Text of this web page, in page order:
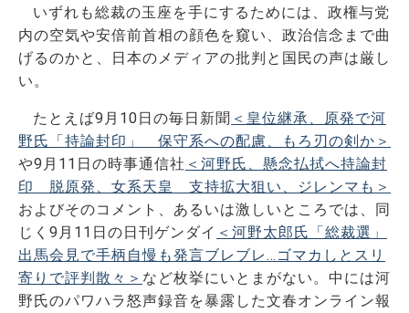
いずれも総裁の玉座を手にするためには、政権与党
内の空気や安倍前首相の顔色を窺い、政治信念まで曲
げるのかと、日本のメディアの批判と国民の声は厳し
い。
たとえば9月10日の毎日新聞 ＜皇位継承、原発で河
野氏「持論封印」 保守系への配慮、もろ刃の剣か＞
や9月11日の時事通信社 ＜河野氏、懸念払拭へ持論封
印 脱原発、女系天皇 支持拡大狙い、ジレンマも＞
およびそのコメント、あるいは激しいところでは、同
じく9月11日の日刊ゲンダイ ＜河野太郎氏「総裁選」
出馬会見で手柄自慢も発言ブレブレ…ゴマカしとスリ
寄りで評判散々＞ など枚挙にいとまがない。中には河
野氏のパワハラ怒声録音を暴露した文春オンライン報